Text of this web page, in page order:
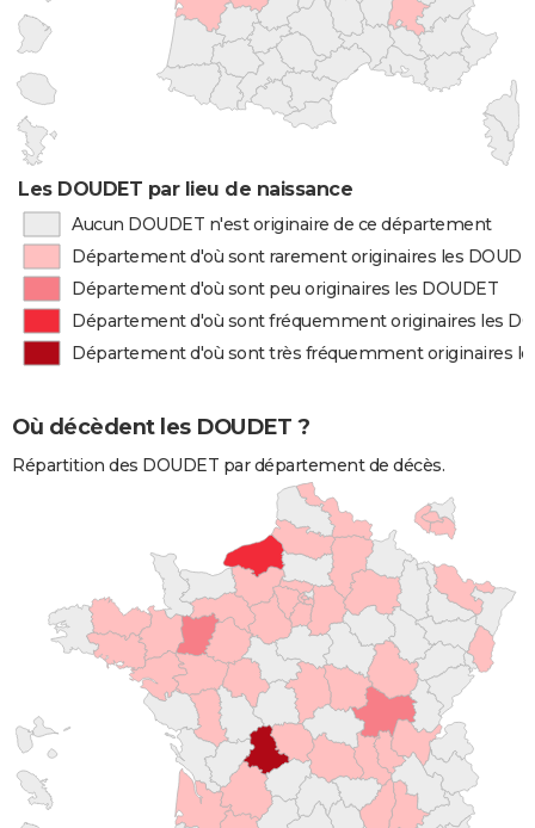
Les DOUDET par lieu de naissance
Aucun DOUDET n'est originaire de ce département
Département d'où sont rarement originaires les
Département d'où sont peu originaires les DOUDET
Département d'où sont fréquemment originaires les
Département d'où sont très fréquemment originaires
Où décèdent les DOUDET ?
Répartition des DOUDET par département de décès.